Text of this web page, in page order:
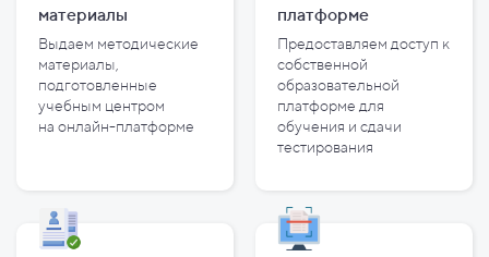
материалы
Выдаем методические
материалы,
подготовленные
учебным центром
на онлайн-платформе
платформе
Предоставляем доступ к
собственной
образовательной
платформе для
обучения и сдачи
тестирования